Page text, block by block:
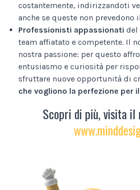
costantemente, indirizzandoti
anche se queste non prevedono
Professionisti appassionati del
team affiatato e competente. Il
nostra passione: per questo
entusiasmo e curiosità per
sfruttare nuove opportunità di
che vogliono la perfezione per
Scopri di più, visita il